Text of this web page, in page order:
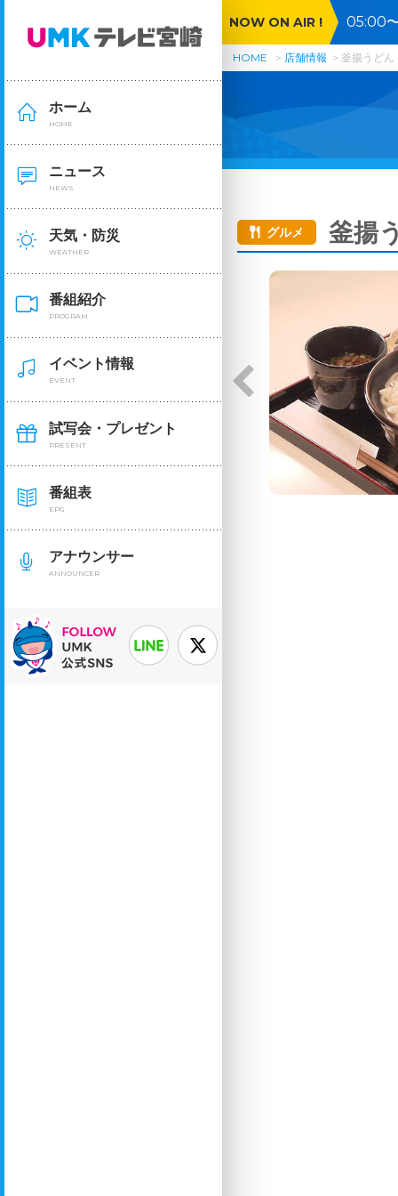
ホーム
HOME
ニュース
NEWS
天気・防災
WEATHER
番組紹介
PROGRAM
イベント情報
EVENT
試写会・プレゼント
PRESENT
番組表
EPG
アナウンサー
ANNOUNCER
NOW ON AIR ! 05:00
HOME 店舗情報 釜揚うどん
グルメ 釜揚